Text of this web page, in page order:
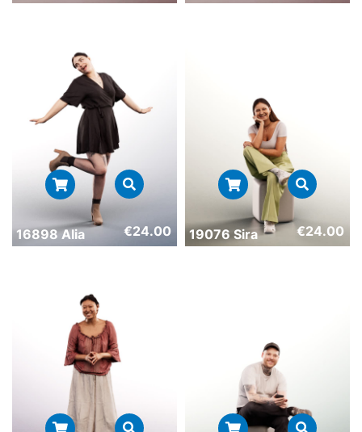
16898 Alia €24.00 19076 Sira €24.00